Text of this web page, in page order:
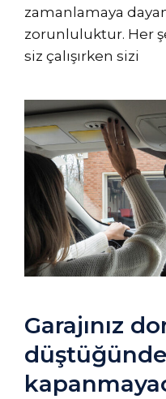
zamanlamaya
zorunluluktur. Her
siz çalışırken sizi
Garajınız